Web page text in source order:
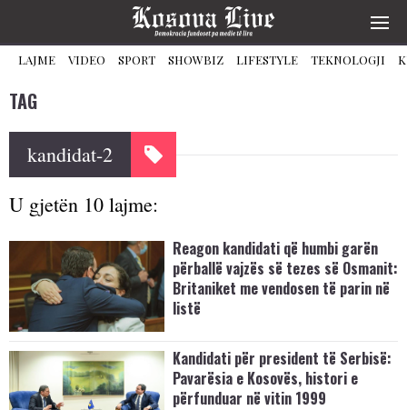
LAJME VIDEO SPORT SHOWBIZ LIFESTYLE TEKNOLOGJI
TAG
kandidat-2
U gjetën 10 lajme:
Reagon kandidati që humbi garën
përballë vajzës së tezes së Osmanit:
Britaniket me vendosen të parin në
listë
Kandidati për president të Serbisë:
Pavarësia e Kosovës, histori e
përfunduar në vitin 1999